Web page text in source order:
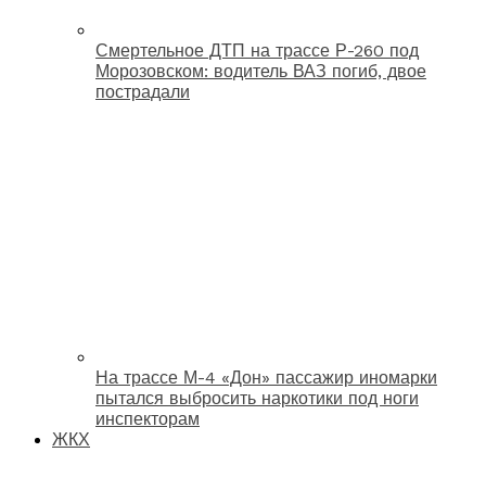
Смертельное ДТП на трассе Р-260 под
Морозовском: водитель ВАЗ погиб, двое
пострадали
На трассе М-4 «Дон» пассажир иномарки
пытался выбросить наркотики под ноги
инспекторам
ЖКХ